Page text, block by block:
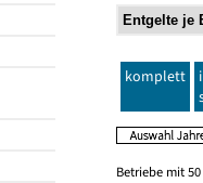
komplett
Betriebe mit